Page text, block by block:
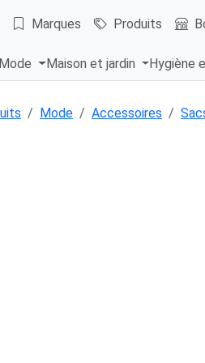
Marques Produits
Mode Maison et jardin Hygiène
Mode Accessoires